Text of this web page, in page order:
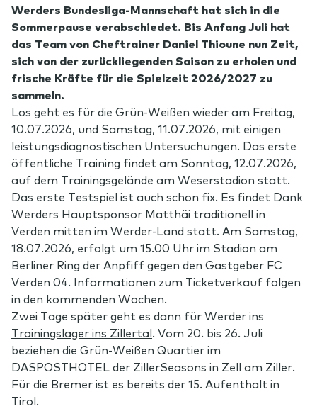
Werders Bundesliga-Mannschaft hat sich in die
Sommerpause verabschiedet. Bis Anfang Juli hat
das Team von Cheftrainer Daniel Thioune nun Zeit,
sich von der zurückliegenden Saison zu erholen und
frische Kräfte für die Spielzeit 2026/2027 zu
sammeln.
Los geht es für die Grün-Weißen wieder am Freitag,
10.07.2026, und Samstag, 11.07.2026, mit einigen
leistungsdiagnostischen Untersuchungen. Das erste
öffentliche Training findet am Sonntag, 12.07.2026,
auf dem Trainingsgelände am Weserstadion statt.
Das erste Testspiel ist auch schon fix. Es findet Dank
Werders Hauptsponsor Matthäi traditionell in
Verden mitten im Werder-Land statt. Am Samstag,
18.07.2026, erfolgt um 15.00 Uhr im Stadion am
Berliner Ring der Anpfiff gegen den Gastgeber FC
Verden 04. Informationen zum Ticketverkauf folgen
in den kommenden Wochen.
Zwei Tage später geht es dann für Werder ins
Trainingslager ins Zillertal. Vom 20. bis 26. Juli
beziehen die Grün-Weißen Quartier im
DASPOSTHOTEL der ZillerSeasons in Zell am Ziller.
Für die Bremer ist es bereits der 15. Aufenthalt in
Tirol.